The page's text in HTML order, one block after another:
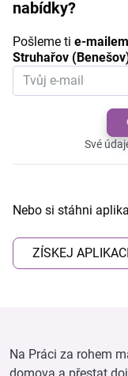
nabídky?
Pošleme ti e-mailem
Struhařov
Své
Nebo si stáhni
ZÍSKEJ APLIKACI
Na Práci za rohem
domova a přestat